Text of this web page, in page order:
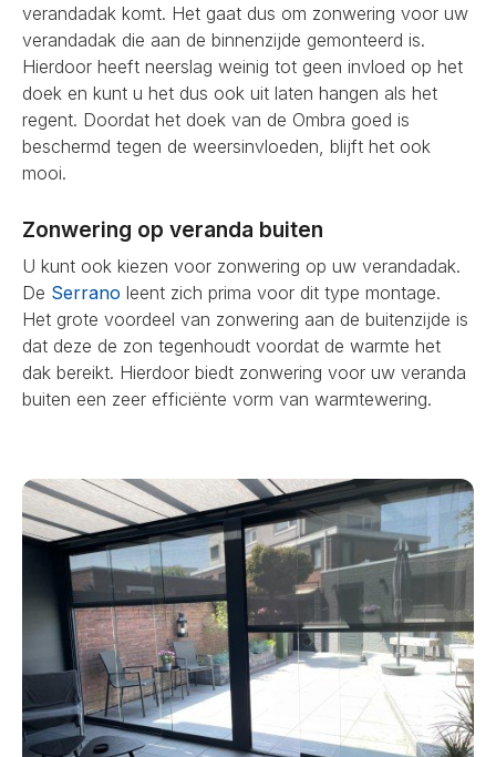
verandadak komt. Het gaat dus om zonwering voor uw
verandadak die aan de binnenzijde gemonteerd is.
Hierdoor heeft neerslag weinig tot geen invloed op het
doek en kunt u het dus ook uit laten hangen als het
regent. Doordat het doek van de Ombra goed is
beschermd tegen de weersinvloeden, blijft het ook
mooi.
Zonwering op veranda buiten
U kunt ook kiezen voor zonwering op uw verandadak.
De Serrano leent zich prima voor dit type montage.
Het grote voordeel van zonwering aan de buitenzijde is
dat deze de zon tegenhoudt voordat de warmte het
dak bereikt. Hierdoor biedt zonwering voor uw veranda
buiten een zeer efficiënte vorm van warmtewering.